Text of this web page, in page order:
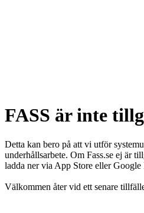
FASS är inte
Detta kan bero på att vi utför
underhållsarbete. Om Fass.se ej är
ladda ner via App Store eller Google
Välkommen åter vid ett senare